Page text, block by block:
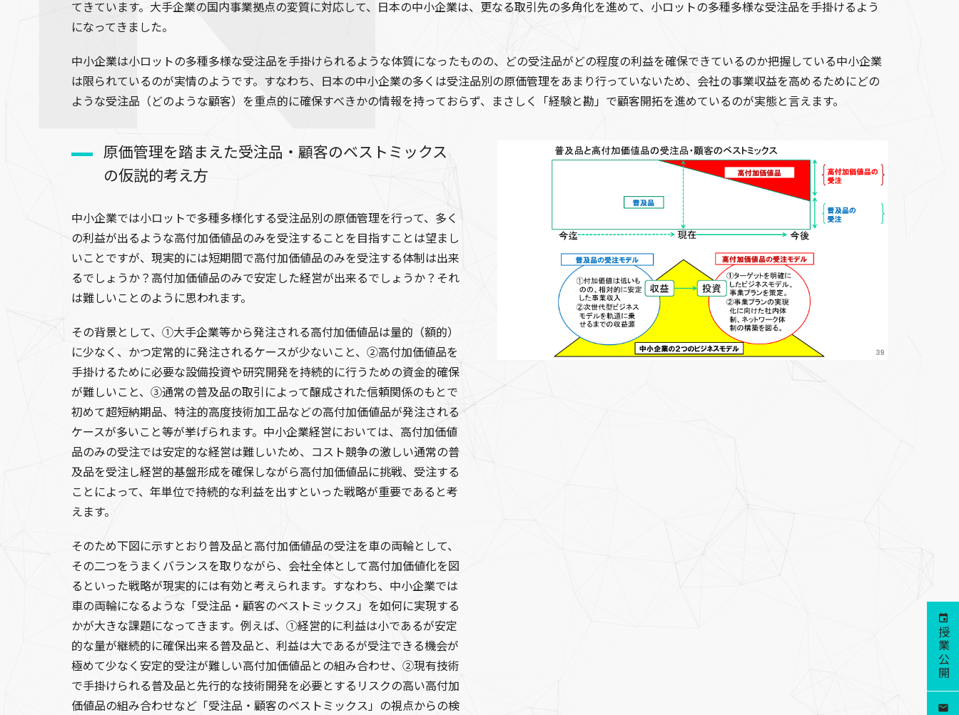
てきています。大手企業の国内事業拠点の変質に対応して、日本の中小企業は、更なる取引先の多角化を進めて、小ロットの多種多様な受注品を手掛けるよう
になってきました。
中小企業は小ロットの多種多様な受注品を手掛けられるような体質になったものの、どの受注品がどの程度の利益を確保できているのか把握している中小企業
は限られているのが実情のようです。すなわち、日本の中小企業の多くは受注品別の原価管理をあまり行っていないため、会社の事業収益を高めるためにどの
ような受注品（どのような顧客）を重点的に確保すべきかの情報を持っておらず、まさしく「経験と勘」で顧客開拓を進めているのが実態と言えます。
原価管理を踏まえた受注品・顧客のベストミックス
の仮説的考え方
中小企業では小ロットで多種多様化する受注品別の原価管理を行って、多く
の利益が出るような高付加価値品のみを受注することを目指すことは望まし
いことですが、現実的には短期間で高付加価値品のみを受注する体制は出来
るでしょうか？高付加価値品のみで安定した経営が出来るでしょうか？それ
は難しいことのように思われます。
その背景として、①大手企業等から発注される高付加価値品は量的（額的）
に少なく、かつ定常的に発注されるケースが少ないこと、②高付加価値品を
手掛けるために必要な設備投資や研究開発を持続的に行うための資金的確保
が難しいこと、③通常の普及品の取引によって醸成された信頼関係のもとで
初めて超短納期品、特注的高度技術加工品などの高付加価値品が発注される
ケースが多いこと等が挙げられます。中小企業経営においては、高付加価値
品のみの受注では安定的な経営は難しいため、コスト競争の激しい通常の普
及品を受注し経営的基盤形成を確保しながら高付加価値品に挑戦、受注する
ことによって、年単位で持続的な利益を出すといった戦略が重要であると考
えます。
そのため下図に示すとおり普及品と高付加価値品の受注を車の両輪として、
その二つをうまくバランスを取りながら、会社全体として高付加価値化を図
るといった戦略が現実的には有効と考えられます。すなわち、中小企業では
車の両輪になるような「受注品・顧客のベストミックス」を如何に実現する
かが大きな課題になってきます。例えば、①経営的に利益は小であるが安定
的な量が継続的に確保出来る普及品と、利益は大であるが受注できる機会が
極めて少なく安定的受注が難しい高付加価値品との組み合わせ、②現有技術
で手掛けられる普及品と先行的な技術開発を必要とするリスクの高い高付加
価値品の組み合わせなど「受注品・顧客のベストミックス」の視点からの検
授業公開